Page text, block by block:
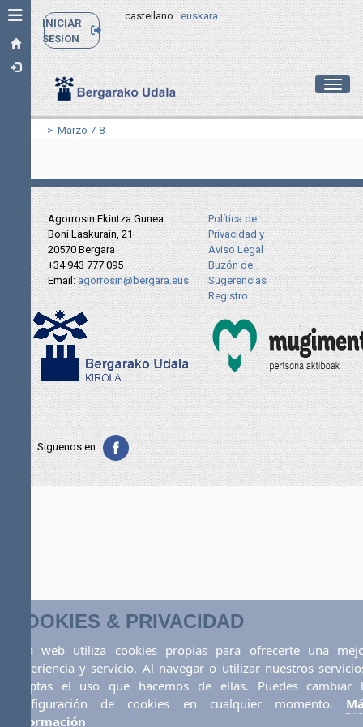
Toggle navigation
INICIAR
SESION
castellanoeuskara
> Marzo 7-8
Agorrosin Ekintza Gunea
Boni Laskurain, 21
20570 Bergara
+34 943 777 095
Email:agorrosin@bergara.eus
Política de
Privacidad y
Aviso Legal
Buzón de
Sugerencias
Registro
Siguenos en
COOKIES & PRIVACIDAD
Esta web utiliza cookies propias para ofrecerte una
experiencia y servicio. Al navegar o utilizar nuestros
aceptas el uso que hacemos de ellas. Puedes cambiar
configuración de cookies en cualquier momento.
información